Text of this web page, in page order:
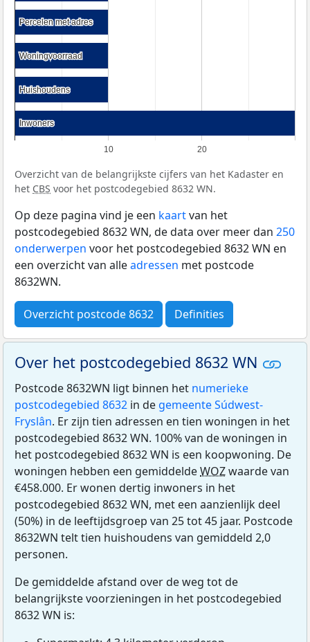
10 20
Percelen met adres
Percelen met adres
Woningvoorraad
Woningvoorraad
Huishoudens
Huishoudens
Inwoners
Inwoners
Overzicht van de belangrijkste cijfers van het Kadaster en
het CBS voor het postcodegebied 8632 WN.
Op deze pagina vind je een kaartvan het
postcodegebied 8632 WN, de data over meer dan 250
onderwerpen voor het postcodegebied 8632 WN en
een overzicht van alleadressen met postcode
8632WN.
Overzicht postcode 8632 Definities
Over het postcodegebied 8632 WN
Postcode 8632WN ligt binnen het numerieke
postcodegebied 8632 in de gemeente Súdwest-
Fryslân. Er zijn tien adressen en tien woningen in het
postcodegebied 8632 WN. 100% van de woningen in
het postcodegebied 8632 WN is een koopwoning. De
woningen hebben een gemiddeldeWOZwaarde van
€458.000. Er wonen dertig inwoners in het
postcodegebied 8632 WN, met een aanzienlijk deel
(50%) in de leeftijdsgroep van 25 tot 45 jaar. Postcode
8632WN telt tien huishoudens van gemiddeld 2,0
personen.
De gemiddelde afstand over de weg tot de
belangrijkste voorzieningen in het postcodegebied
8632 WN is: